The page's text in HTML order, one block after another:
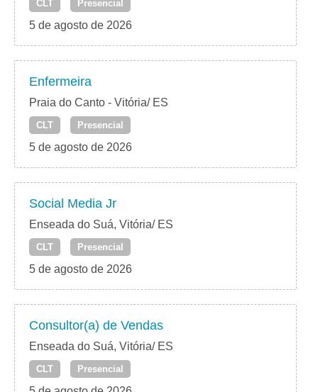
CLT Presencial
5 de agosto de 2026
Enfermeira
Praia do Canto - Vitória/ ES
CLT Presencial
5 de agosto de 2026
Social Media Jr
Enseada do Suá, Vitória/ ES
CLT Presencial
5 de agosto de 2026
Consultor(a) de Vendas
Enseada do Suá, Vitória/ ES
CLT Presencial